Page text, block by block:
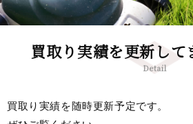
買取り実績を更新して
Detail
買取り実績を随時更新予定です。